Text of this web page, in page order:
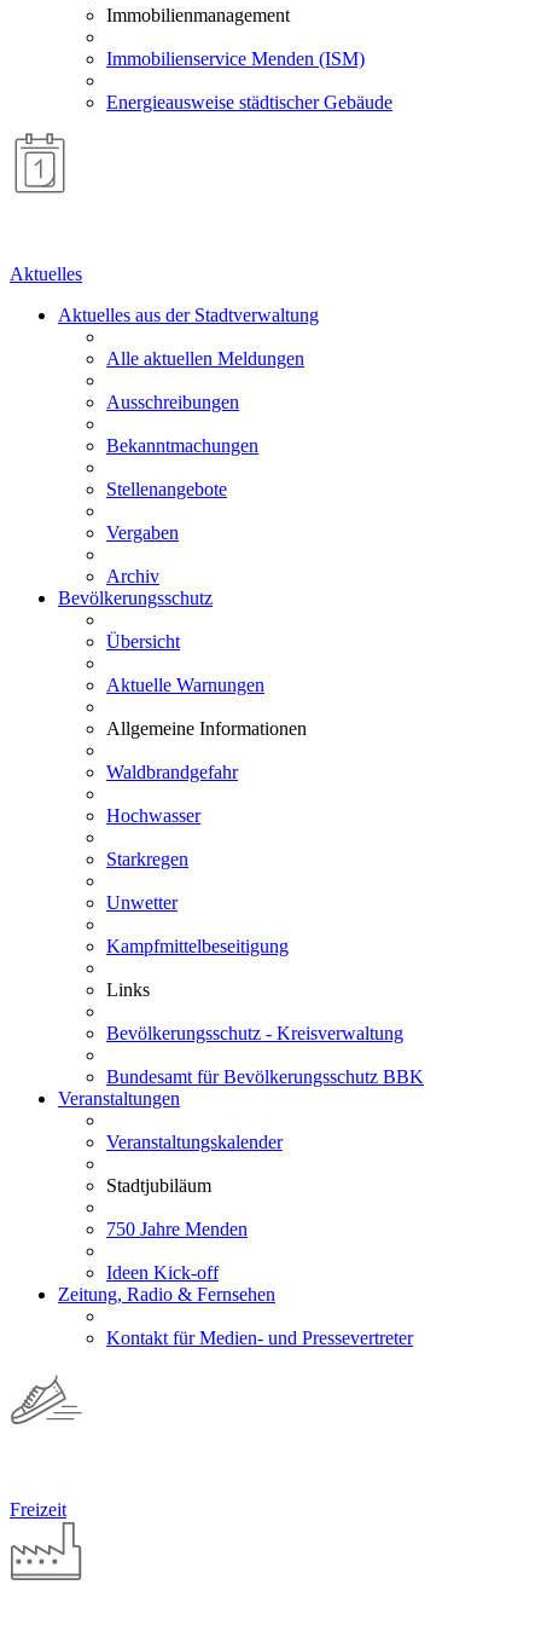
Immobilienmanagement
Immobilienservice Menden (ISM)
Energieausweise städtischer Gebäude
Aktuelles
Aktuelles aus der Stadtverwaltung
Alle aktuellen Meldungen
Ausschreibungen
Bekanntmachungen
Stellenangebote
Vergaben
Archiv
Bevölkerungsschutz
Übersicht
Aktuelle Warnungen
Allgemeine Informationen
Waldbrandgefahr
Hochwasser
Starkregen
Unwetter
Kampfmittelbeseitigung
Links
Bevölkerungsschutz - Kreisverwaltung
Bundesamt für Bevölkerungsschutz BBK
Veranstaltungen
Veranstaltungskalender
Stadtjubiläum
750 Jahre Menden
Ideen Kick-off
Zeitung, Radio & Fernsehen
Kontakt für Medien- und Pressevertreter
Freizeit